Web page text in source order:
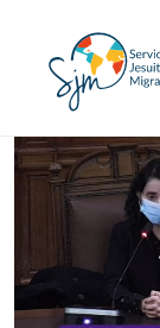
content